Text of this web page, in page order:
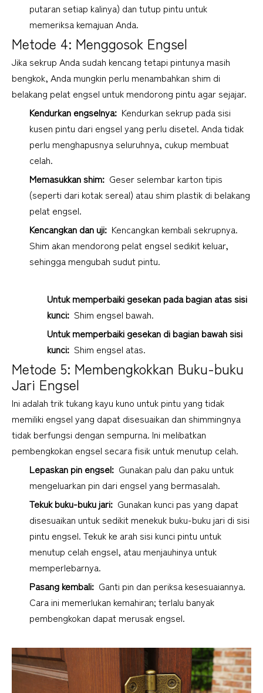
putaran setiap kalinya) dan tutup pintu untuk
memeriksa kemajuan Anda.
Metode 4: Menggosok Engsel
Jika sekrup Anda sudah kencang tetapi pintunya masih
bengkok, Anda mungkin perlu menambahkan shim di
belakang pelat engsel untuk mendorong pintu agar sejajar.
Kendurkan engselnya: Kendurkan sekrup pada sisi
kusen pintu dari engsel yang perlu disetel. Anda tidak
perlu menghapusnya seluruhnya, cukup membuat
celah.
Memasukkan shim: Geser selembar karton tipis
(seperti dari kotak sereal) atau shim plastik di belakang
pelat engsel.
Kencangkan dan uji: Kencangkan kembali sekrupnya.
Shim akan mendorong pelat engsel sedikit keluar,
sehingga mengubah sudut pintu.
Untuk memperbaiki gesekan pada bagian atas sisi
kunci: Shim engsel bawah.
Untuk memperbaiki gesekan di bagian bawah sisi
kunci: Shim engsel atas.
Metode 5: Membengkokkan Buku-buku
Jari Engsel
Ini adalah trik tukang kayu kuno untuk pintu yang tidak
memiliki engsel yang dapat disesuaikan dan shimmingnya
tidak berfungsi dengan sempurna. Ini melibatkan
pembengkokan engsel secara fisik untuk menutup celah.
Lepaskan pin engsel: Gunakan palu dan paku untuk
mengeluarkan pin dari engsel yang bermasalah.
Tekuk buku-buku jari: Gunakan kunci pas yang dapat
disesuaikan untuk sedikit menekuk buku-buku jari di sisi
pintu engsel. Tekuk ke arah sisi kunci pintu untuk
menutup celah engsel, atau menjauhinya untuk
memperlebarnya.
Pasang kembali: Ganti pin dan periksa kesesuaiannya.
Cara ini memerlukan kemahiran; terlalu banyak
pembengkokan dapat merusak engsel.